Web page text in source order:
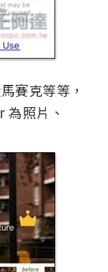
賽克等等，
照片、